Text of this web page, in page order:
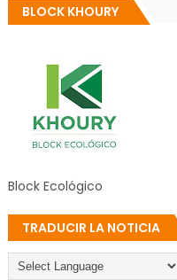
BLOCK KHOURY
Block Ecológico
TRADUCIR LA NOTICIA